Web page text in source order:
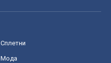
Сплетни
Мода